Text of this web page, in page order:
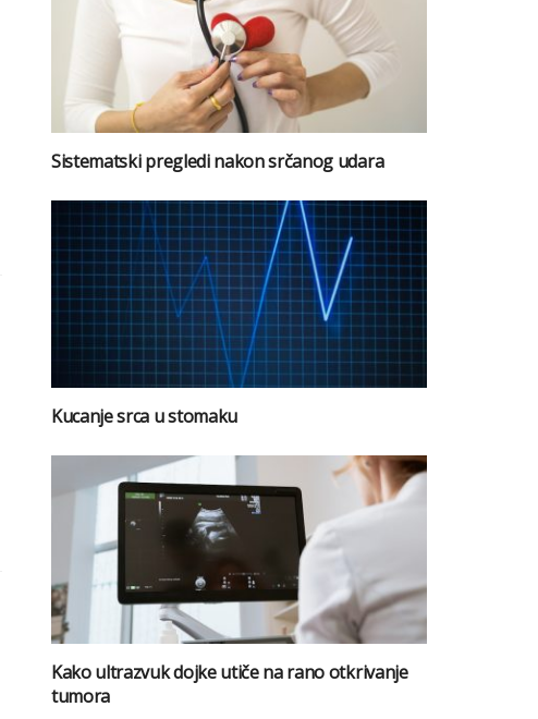
Sistematski pregledi nakon srčanog udara
Kucanje srca u stomaku
Kako ultrazvuk dojke utiče na rano otkrivanje
tumora